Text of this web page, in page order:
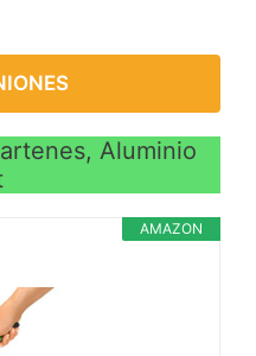
Aluminio
AMAZON